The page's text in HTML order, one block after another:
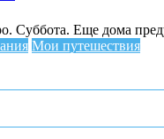
до
Брюсселя
Суббота. Еще дома
Мои путешествия